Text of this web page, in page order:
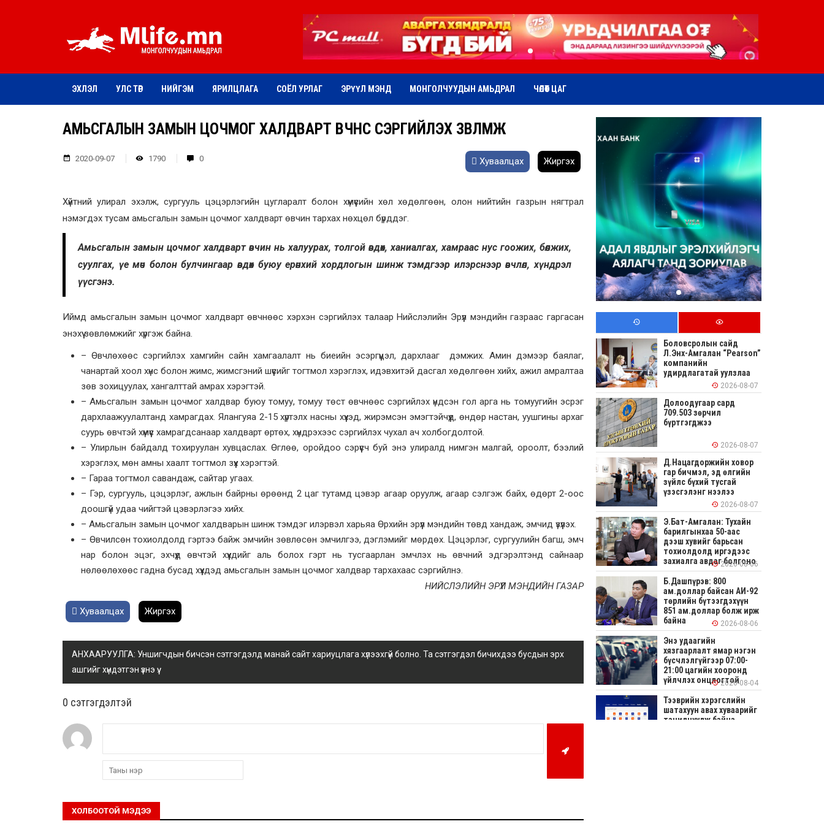
ЭХЛЭЛ УЛС ТӨР НИЙГЭМ ЯРИЛЦЛАГА СОЁЛ УРЛАГ ЭРҮҮЛ МЭНД МОНГОЛЧУУДЫН АМЬДРАЛ ЧӨЛӨӨТ ЦАГ
АМЬСГАЛЫН ЗАМЫН ЦОЧМОГ ХАЛДВАРТ ӨВЧНӨӨС СЭРГИЙЛЭХ ЗӨВЛӨМЖ
2020-09-07 1790 0 Хуваалцах Жиргэх
Хүйтний улирал эхэлж, сургууль цэцэрлэгийн цугларалт болон хүмүүсийн хөл хөдөлгөөн, олон нийтийн газрын нягтрал
нэмэгдэх тусам амьсгалын замын цочмог халдварт өвчин тархах нөхцөл бүрддэг.
Амьсгалын замын цочмог халдварт өвчин нь халуурах, толгой өвдөх, ханиалгах, хамраас нус гоожих, бөөлжих,
суулгах, үе мөч болон булчингаар өвдөх буюу ерөнхий хордлогын шинж тэмдгээр илэрснээр өвчлөл, хүндрэл
үүсгэнэ.
Иймд амьсгалын замын цочмог халдварт өвчнөөс хэрхэн сэргийлэх талаар Нийслэлийн Эрүүл мэндийн газраас гаргасан
энэхүү зөвлөмжийг хүргэж байна.
– Өвчлөхөөс сэргийлэх хамгийн сайн хамгаалалт нь биеийн эсэргүүцэл, дархлааг дэмжих. Амин дэмээр баялаг,
чанартай хоол хүнс болон жимс, жимсгэний шүүсийг тогтмол хэрэглэх, идэвхитэй дасгал хөдөлгөөн хийх, ажил амралтаа
зөв зохицуулах, хангалттай амрах хэрэгтэй.
– Амьсгалын замын цочмог халдвар буюу томуу, томуу төст өвчнөөс сэргийлэх үндсэн гол арга нь томуугийн эсрэг
дархлаажуулалтанд хамрагдах. Ялангуяа 2-15 хүртэлх насны хүүхэд, жирэмсэн эмэгтэйчүүд, өндөр настан, уушгины архаг
суурь өвчтэй хүмүүс хамрагдсанаар халдварт өртөх, хүндрэхээс сэргийлэх чухал ач холбогдолтой.
– Улирлын байдалд тохируулан хувцаслах. Өглөө, оройдоо сэрүүсч буй энэ улиралд нимгэн малгай, ороолт, бээлий
хэрэглэх, мөн амны хаалт тогтмол зүүх хэрэгтэй.
– Гараа тогтмол савандаж, сайтар угаах.
– Гэр, сургууль, цэцэрлэг, ажлын байрны өрөөнд 2 цаг тутамд цэвэр агаар оруулж, агаар сэлгэж байх, өдөрт 2-оос
доошгүй удаа чийгтэй цэвэрлэгээ хийх.
– Амьсгалын замын цочмог халдварын шинж тэмдэг илэрвэл харьяа Өрхийн эрүүл мэндийн төвд хандаж, эмчид үзүүлэх.
– Өвчилсөн тохиолдолд гэртээ байж эмчийн зөвлөсөн эмчилгээ, дэглэмийг мөрдөх. Цэцэрлэг, сургуулийн багш, эмч
нар болон эцэг, эхчүүд өвчтэй хүүхдийг аль болох гэрт нь тусгаарлан эмчлэх нь өвчний эдгэрэлтэнд сайнаар
нөлөөлөхөөс гадна бусад хүүхдэд амьсгалын замын цочмог халдвар тархахаас сэргийлнэ.
НИЙСЛЭЛИЙН ЭРҮҮЛ МЭНДИЙН ГАЗАР
Хуваалцах Жиргэх
АНХААРУУЛГА: Уншигчдын бичсэн сэтгэгдэлд манай сайт хариуцлага хүлээхгүй болно. Та сэтгэгдэл бичихдээ бусдын эрх
ашгийг хүндэтгэн үзнэ үү.
0 cэтгэгдэлтэй
ХОЛБООТОЙ МЭДЭЭ
Боловсролын сайд
Л.Энх-Амгалан “Pearson”
компанийн
удирдлагатай уулзлаа
2026-08-07
Долоодугаар сард
709.503 зөрчил
бүртгэгджээ
2026-08-07
Д.Нацагдоржийн ховор
гар бичмэл, эд өлгийн
зүйлс бүхий тусгай
үзэсгэлэнг нээлээ
2026-08-07
Э.Бат-Амгалан: Тухайн
барилгынхаа 50-аас
дээш хувийг барьсан
тохиолдолд иргэдээс
захиалга авдаг болгоно
2026-08-06
Б.Дашпүрэв: 800
ам.доллар байсан АИ-92
төрлийн бүтээгдэхүүн
851 ам.доллар болж ирж
байна
2026-08-06
Энэ удаагийн
хязгаарлалт ямар нэгэн
бүсчлэлгүйгээр 07:00-
21:00 цагийн хооронд
үйлчлэх онцлогтой2026-08-04
Тээврийн хэрэгслийн
шатахуун авах хуваарийг
танилцуулж байна